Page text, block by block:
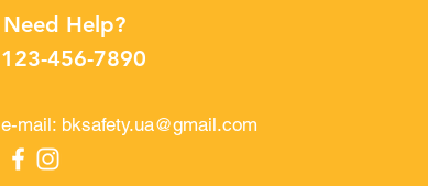
Need Help?
123-456-7890
e-mail: bksafety.ua@gmail.com